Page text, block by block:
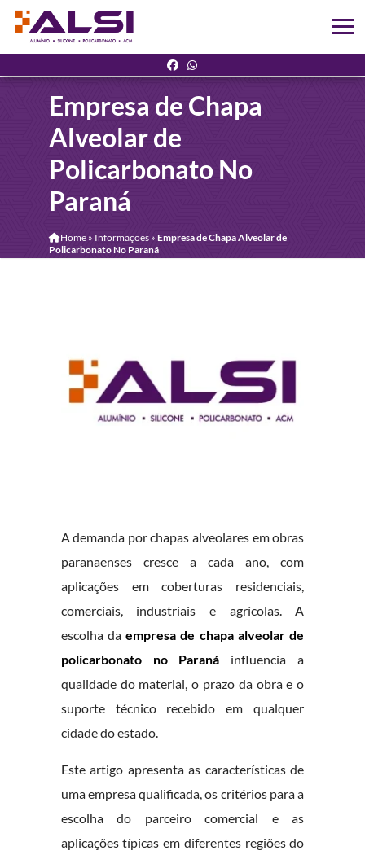
Empresa de Chapa
Alveolar de
Policarbonato No
Paraná
Home» Informações » Empresa de Chapa Alveolar de
Policarbonato No Paraná
A demanda por chapas alveolares em obras
paranaenses cresce a cada ano, com
aplicações em coberturas residenciais,
comerciais, industriais e agrícolas. A
escolha daempresa de chapa alveolar de
policarbonato no Paraná influencia a
qualidade do material, o prazo da obra e o
suporte técnico recebido em qualquer
cidade do estado.
Este artigo apresenta as características de
uma empresa qualificada, os critérios para a
escolha do parceiro comercial e as
aplicações típicas em diferentes regiões do